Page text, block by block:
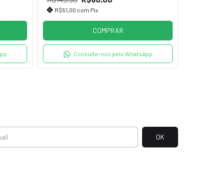
R$51,00 com Pix
COMPRAR
Consulte-nos pelo WhatsApp